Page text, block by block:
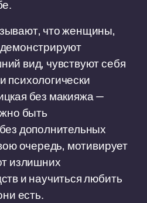
что женщины,
вид, чувствуют себя
психологически
без макияжа —
быть
дополнительных
очередь, мотивирует
излишних
и научиться любить
есть.